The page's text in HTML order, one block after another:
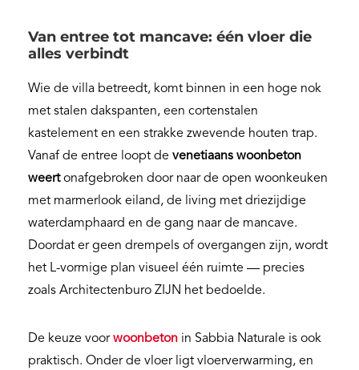
Van entree tot mancave: één vloer die
alles verbindt
Wie de villa betreedt, komt binnen in een hoge nok
met stalen dakspanten, een cortenstalen
kastelement en een strakke zwevende houten trap.
Vanaf de entree loopt devenetiaans woonbeton
weertonafgebroken door naar de open woonkeuken
met marmerlook eiland, de living met driezijdige
waterdamphaard en de gang naar de mancave.
Doordat er geen drempels of overgangen zijn, wordt
het L-vormige plan visueel één ruimte — precies
zoals Architectenburo ZIJN het bedoelde.
De keuze voorwoonbeton in Sabbia Naturale is ook
praktisch. Onder de vloer ligt vloerverwarming, en